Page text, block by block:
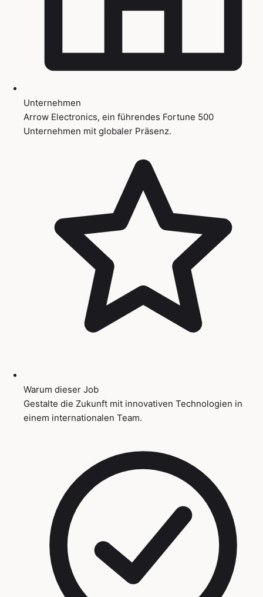
Unternehmen
Arrow Electronics, ein führendes Fortune 500
Unternehmen mit globaler Präsenz.
Warum dieser Job
Gestalte die Zukunft mit innovativen Technologien in
einem internationalen Team.